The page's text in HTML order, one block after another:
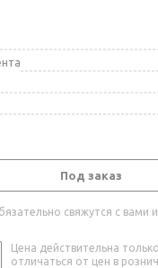
Под заказ
свяжутся с вами и
Цена действительна
отличаться от цен в